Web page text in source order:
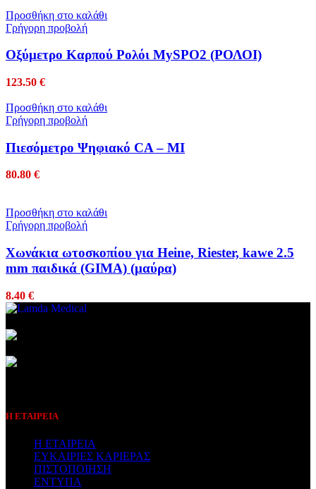
Προσθήκη στο καλάθι
Γρήγορη προβολή
Οξύμετρο Καρπού Ρολόι MySPO2 (ΡΟΛΟΙ)
123.50 €
Προσθήκη στο καλάθι
Γρήγορη προβολή
Πιεσόμετρο Ψηφιακό CA – MI
80.80 €
Προσθήκη στο καλάθι
Γρήγορη προβολή
Χωνάκια ωτοσκοπίου για Heine, Riester, kawe 2.5
mm παιδικά (GIMA) (μαύρα)
8.40 €
Η ΕΤΑΙΡΕΙΑ
Η ΕΤΑΙΡΕΙΑ
ΕΥΚΑΙΡΙΕΣ ΚΑΡΙΕΡΑΣ
ΠΙΣΤΟΠΟΙΗΣΗ
ΕΝΤΥΠΑ